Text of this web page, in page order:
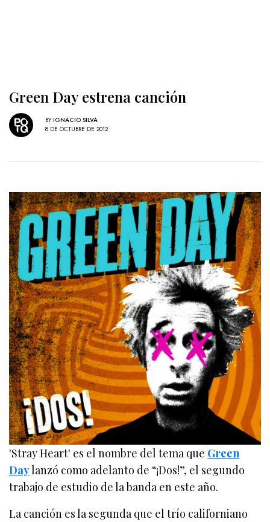
Green Day estrena canción
BY IGNACIO SILVA
8 DE OCTUBRE DE 2012
'Stray Heart' es el nombre del tema que Green
Daylanzó como adelanto de “¡Dos!”, el segundo
trabajo de estudio de la banda en este año.
La canción es la segunda que el trío californiano